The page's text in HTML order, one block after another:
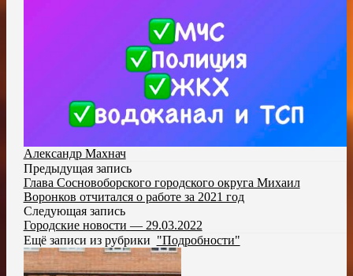
Александр Махнач
Предыдущая запись
Глава Сосновоборского городского округа Михаил
Воронков отчитался о работе за 2021 год
Следующая запись
Городские новости — 29.03.2022
Ещё записи из рубрики "Подробности"